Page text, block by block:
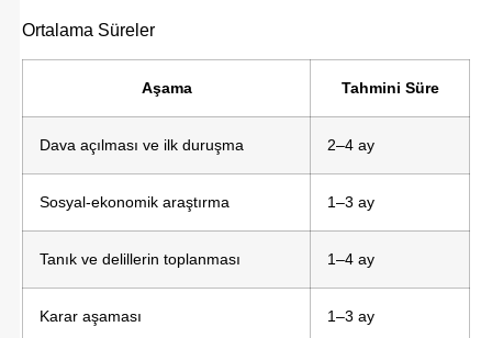
Ortalama Süreler
Aşama Tahmini Süre
Dava açılması ve ilk duruşma 2–4 ay
Sosyal-ekonomik araştırma 1–3 ay
Tanık ve delillerin toplanması 1–4 ay
Karar aşaması 1–3 ay